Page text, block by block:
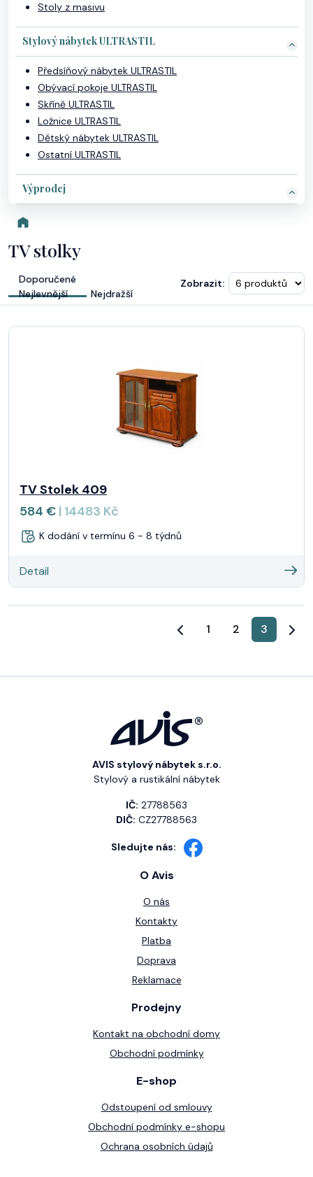
Stoly z masivu
Stylový nábytek ULTRASTIL
Předsíňový nábytek ULTRASTIL
Obývací pokoje ULTRASTIL
Skříně ULTRASTIL
Ložnice ULTRASTIL
Dětský nábytek ULTRASTIL
Ostatní ULTRASTIL
Výprodej
TV stolky
Doporučené
Nejlevnější
Nejdražší
Zobrazit:
TV Stolek 409
584 € | 14483 Kč
K dodání v termínu 6 - 8 týdnů
Detail
1 2 3
AVIS stylový nábytek s.r.o.
Stylový a rustikální nábytek
IČ: 27788563
DIČ: CZ27788563
Sledujte nás:
O Avis
O nás
Kontakty
Platba
Doprava
Reklamace
Prodejny
Kontakt na obchodní domy
Obchodní podmínky
E-shop
Odstoupení od smlouvy
Obchodní podmínky e-shopu
Ochrana osobních údajů